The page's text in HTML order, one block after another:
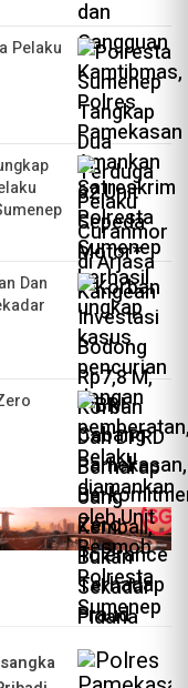
Pelaku
Dan